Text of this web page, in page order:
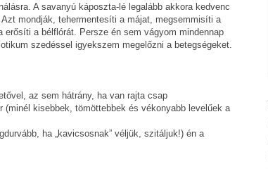
A savanyú káposzta-lé legalább akkora kedvenc
mondják, tehermentesíti a májat, megsemmisíti a
a bélflórát. Persze én sem vágyom mindennap
szedéssel igyekszem megelőzni a betegségeket.
az sem hátrány, ha van rajta csap
(minél kisebbek, tömöttebbek és vékonyabb levelűek a
ha „kavicsosnak” véljük, szitáljuk!) én a